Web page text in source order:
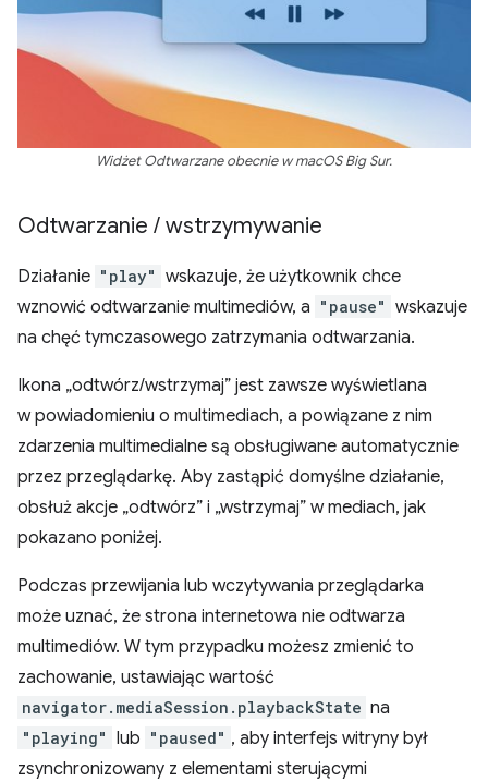
Widżet Odtwarzane obecnie w macOS Big Sur.
Odtwarzanie / wstrzymywanie
Działanie "play" wskazuje, że użytkownik chce
wznowić odtwarzanie multimediów, a "pause" wskazuje
na chęć tymczasowego zatrzymania odtwarzania.
Ikona „odtwórz/wstrzymaj” jest zawsze wyświetlana
w powiadomieniu o multimediach, a powiązane z nim
zdarzenia multimedialne są obsługiwane automatycznie
przez przeglądarkę. Aby zastąpić domyślne działanie,
obsłuż akcje „odtwórz” i „wstrzymaj” w mediach, jak
pokazano poniżej.
Podczas przewijania lub wczytywania przeglądarka
może uznać, że strona internetowa nie odtwarza
multimediów. W tym przypadku możesz zmienić to
zachowanie, ustawiając wartość
navigator.mediaSession.playbackState na
"playing" lub "paused" , aby interfejs witryny był
zsynchronizowany z elementami sterującymi